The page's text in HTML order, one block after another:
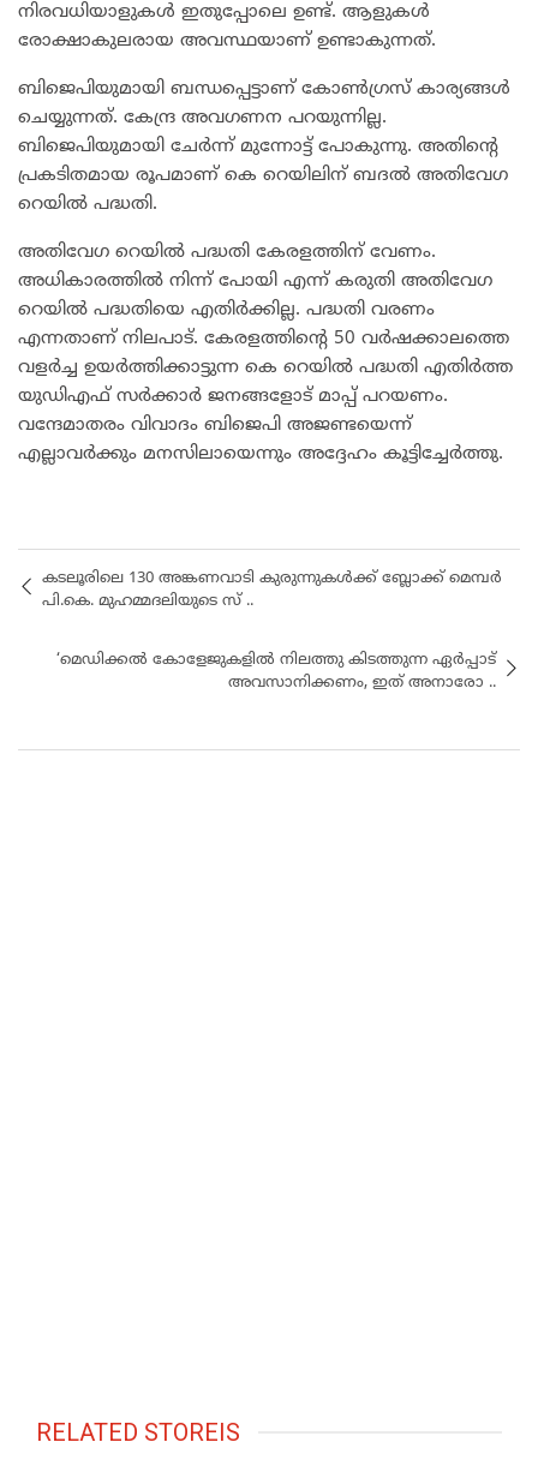
നിരവധിയാളുകൾ ഇതുപ്പോലെ ഉണ്ട്. ആളുകൾ
രോക്ഷാകുലരായ അവസ്ഥയാണ് ഉണ്ടാകുന്നത്.
ബിജെപിയുമായി ബന്ധപ്പെട്ടാണ് കോൺഗ്രസ് കാര്യങ്ങൾ
ചെയ്യുന്നത്. കേന്ദ്ര അവഗണന പറയുന്നില്ല.
ബിജെപിയുമായി ചേർന്ന് മുന്നോട്ട് പോകുന്നു. അതിന്റെ
പ്രകടിതമായ രൂപമാണ് കെ റെയിലിന് ബദൽ അതിവേഗ
റെയിൽ പദ്ധതി.
അതിവേഗ റെയിൽ പദ്ധതി കേരളത്തിന് വേണം.
അധികാരത്തിൽ നിന്ന് പോയി എന്ന് കരുതി അതിവേഗ
റെയിൽ പദ്ധതിയെ എതിർക്കില്ല. പദ്ധതി വരണം
എന്നതാണ് നിലപാട്. കേരളത്തിന്റെ 50 വർഷക്കാലത്തെ
വളർച്ച ഉയർത്തിക്കാട്ടുന്ന കെ റെയിൽ പദ്ധതി എതിർത്ത
യുഡിഎഫ് സർക്കാർ ജനങ്ങളോട് മാപ്പ് പറയണം.
വന്ദേമാതരം വിവാദം ബിജെപി അജണ്ടയെന്ന്
എല്ലാവർക്കും മനസിലായെന്നും അദ്ദേഹം കൂട്ടിച്ചേർത്തു.
കടലൂരിലെ 130 അങ്കണവാടി കുരുന്നുകൾക്ക് ബ്ലോക്ക് മെമ്പർ
പി.കെ. മുഹമ്മദലിയുടെ സ് ..
‘മെഡിക്കൽ കോളേജുകളിൽ നിലത്തു കിടത്തുന്ന ഏർപ്പാട്
അവസാനിക്കണം, ഇത് അനാരോ ..
RELATED STOREIS